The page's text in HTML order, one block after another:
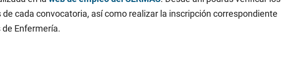
cada convocatoria, así como realizar la inscripción correspondiente
Enfermería.